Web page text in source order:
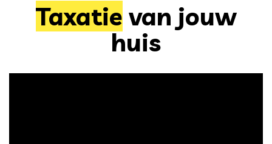
Taxatie van jouw
huis